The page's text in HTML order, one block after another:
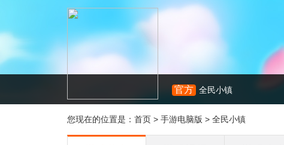
官方 全民小镇
您现在的位置是： 首页 > 手游电脑版 > 全民小镇